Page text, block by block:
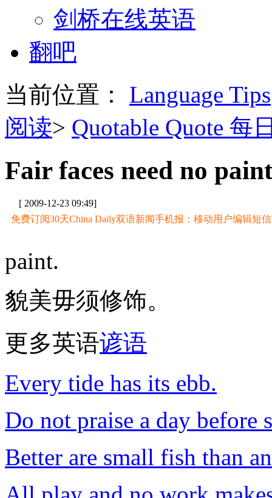
剑桥在线英语
翻吧
当前位置： Language Tips
阅读> Quotable Quote 每
Fair faces need no
[ 2009-12-23 09:49]
免费订阅30天China Daily双语新闻手机报：移动用户编辑短信
paint.
貌美毋须修饰。
更多英语谚语
Every tide has its ebb.
Do not praise a day before
Better are small fish than